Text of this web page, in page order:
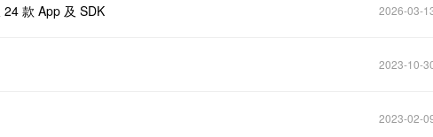
款 App 及 SDK 2026-03-
2023-10-
2023-02-